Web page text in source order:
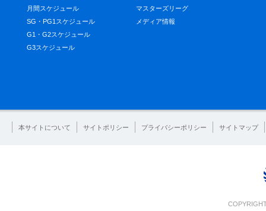
月間スケジュール
SG・PG1スケジュール
G1・G2スケジュール
G3スケジュール
マスターズリーグ
メディア情報
本サイトについて サイトポリシー プライバシーポリシー サイトマップ